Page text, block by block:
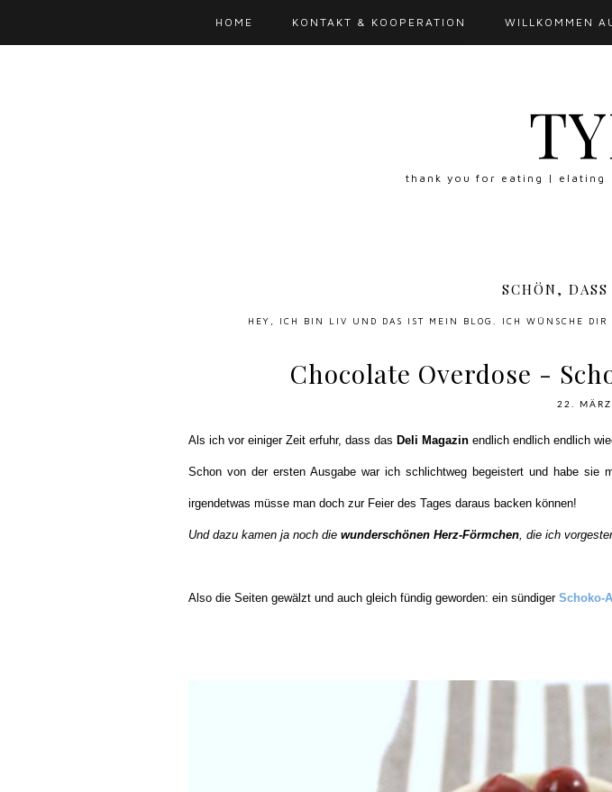
thank you for eating | elating
HOME KONTAKT & KOOPERATION WILLKOMMEN
SCHÖN,
HEY, ICH BIN LIV UND DAS IST MEIN BLOG. ICH WÜNSCHE
Chocolate Overdose -
22.
Als ich vor einiger Zeit erfuhr, dass das Deli Magazin endlich endlich endlich
Schon von der ersten Ausgabe war ich schlichtweg begeistert und habe
irgendetwas müsse man doch zur Feier des Tages daraus backen können!
Und dazu kamen ja noch die wunderschönen Herz-Förmchen, die ich
Also die Seiten gewälzt und auch gleich fündig geworden: ein sündiger Schoko-